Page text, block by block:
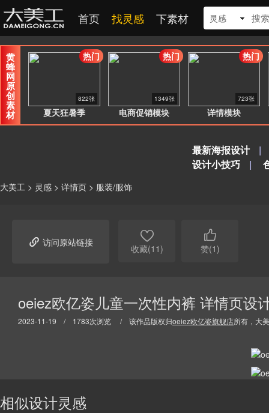
首页 找灵感 下素材 灵感
黄
蜂
网
原
创
素
材 夏天狂暑季
822张
热门
电商促销模块
1349张
热门
详情模块
723张
热门
最新海报设计
|
设计小技巧
|
大美工 > 灵感 > 详情页 > 服装/服饰
 访问原站链接 
收藏(11)

赞(1)
oeiez欧亿姿儿童一次性内裤 详情页设
2023-11-19 / 1783次浏览 / 该作品版权归oeiez欧亿姿旗舰店所有，大
相似设计灵感